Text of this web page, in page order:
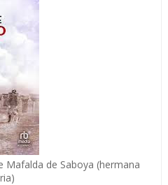
Mafalda de Saboya (hermana